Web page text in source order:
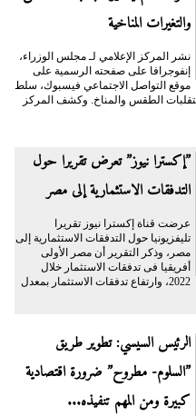
والتغيرات المناخية
نشر المركز الإعلامي لـ مجلس الوزراء،
إنفوجرافا على صفحته الرسمية على
موقع التواصل الاجتماعي فيسبوك، سلط
الطقس والمناخ. وكشف المركز
”إكسترا نيوز” تعرض تقريرا حول
التدفقات الاستثمارية إلى مصر
عرضت قناة إكسترا نيوز تقريرا
تليفزيونيا حول التدفقات الاستثمارية إلى
مصر، وذكر التقرير أن مصر الأولى
أفريقيا فى تدفقات الاستثمار خلال
2022، وارتفاع تدفقات الاستثمار بمعدل
الرئيس السيسي: تطوير طريق
”السلوم- مطروح” ضرورة اقتصادية
كبيرة ومن المهم تنفيذه...